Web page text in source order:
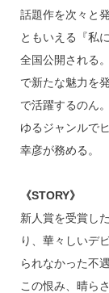
話題作を次々と
ともいえる『私
全国公開される
で新たな魅力を
で活躍するのん
ゆるジャンルで
幸彦が務める。
《STORY》
新人賞を受賞し
り、華々しいデ
られなかった不
この恨み、晴ら